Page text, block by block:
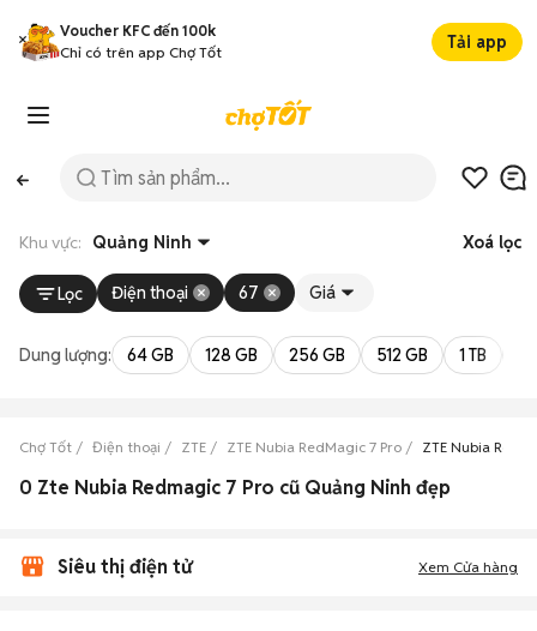
Voucher KFC đến 100k
Chỉ có trên app Chợ Tốt
Tải app
Khu vực: Quảng Ninh Xoá lọc
Lọc Điện thoại 67 Giá
Dung lượng: 64 GB 128 GB 256 GB 512 GB 1 TB
Chợ Tốt Điện thoại ZTE ZTE Nubia RedMagic 7 Pro ZTE Nubia
0 Zte Nubia Redmagic 7 Pro cũ Quảng Ninh đẹp
Siêu thị điện tử Xem Cửa hàng